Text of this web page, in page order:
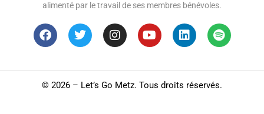
alimenté par le travail de ses membres bénévoles.
© 2026 – Let’s Go Metz. Tous droits réservés.